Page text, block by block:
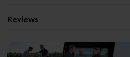
Reviews